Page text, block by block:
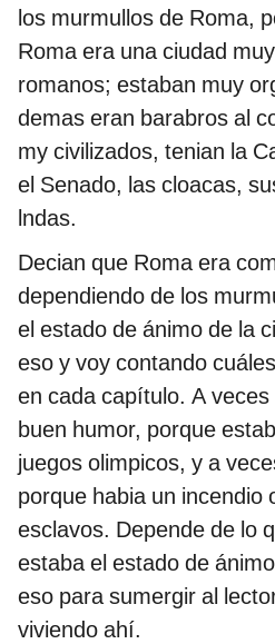
los murmullos de Roma,
Roma era una ciudad
romanos; estaban muy
demas eran barabros al
my civilizados, tenian la
el Senado, las cloacas,
lndas.
Decian que Roma era
dependiendo de los
el estado de ánimo de la
eso y voy contando
en cada capítulo. A
buen humor, porque
juegos olimpicos, y a
porque habia un incendio
esclavos. Depende de lo
estaba el estado de
eso para sumergir al
viviendo ahí.